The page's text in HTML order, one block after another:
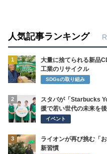
人気記事ランキング
1
大量に捨てられる新品
工業のリサイクル
SDGsの取り組み
2
スタバが「Starbucks
援で若い世代の未来を
イベント
3
ライオンが再び挑む「
新習慣